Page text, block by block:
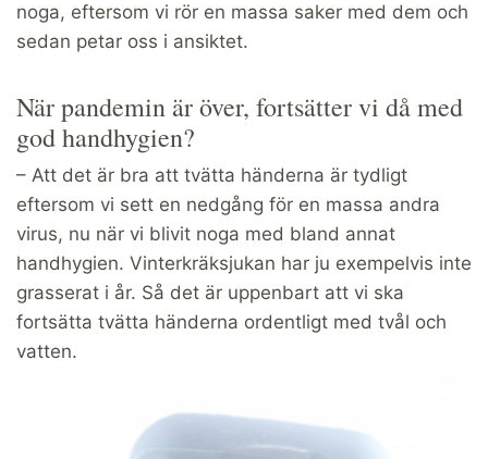
noga, eftersom vi rör en massa saker med dem och
sedan petar oss i ansiktet.
När pandemin är över, fortsätter vi då med
god handhygien?
– Att det är bra att tvätta händerna är tydligt
eftersom vi sett en nedgång för en massa andra
virus, nu när vi blivit noga med bland annat
handhygien. Vinterkräksjukan har ju exempelvis inte
grasserat i år. Så det är uppenbart att vi ska
fortsätta tvätta händerna ordentligt med tvål och
vatten.